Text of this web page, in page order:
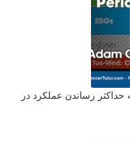
حداکثر رساندن عملکرد در